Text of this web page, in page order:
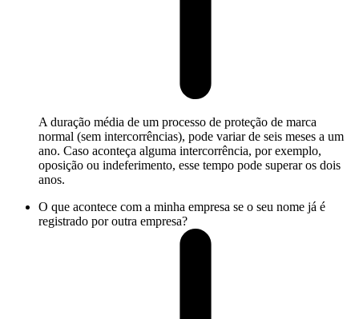
A duração média de um processo de proteção de marca
normal (sem intercorrências), pode variar de seis meses a um
ano. Caso aconteça alguma intercorrência, por exemplo,
oposição ou indeferimento, esse tempo pode superar os dois
anos.
O que acontece com a minha empresa se o seu nome já é
registrado por outra empresa?